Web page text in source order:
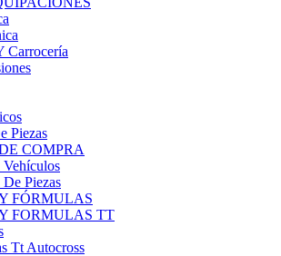
Carrocería
Piezas
COMPRA
Vehículos
Piezas
FÓRMULAS
FORMULAS TT
Tt Autocross